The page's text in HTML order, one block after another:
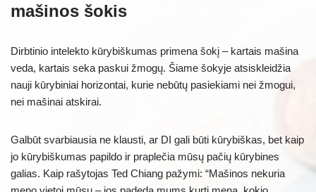
mašinos šokis
Dirbtinio intelekto kūrybiškumas primena šokį – kartais mašina
veda, kartais seka paskui žmogų. Šiame šokyje atsiskleidžia
nauji kūrybiniai horizontai, kurie nebūtų pasiekiami nei žmogui,
nei mašinai atskirai.
Galbūt svarbiausia ne klausti, ar DI gali būti kūrybiškas, bet kaip
jo kūrybiškumas papildo ir praplečia mūsų pačių kūrybines
galias. Kaip rašytojas Ted Chiang pažymi: “Mašinos nekuria